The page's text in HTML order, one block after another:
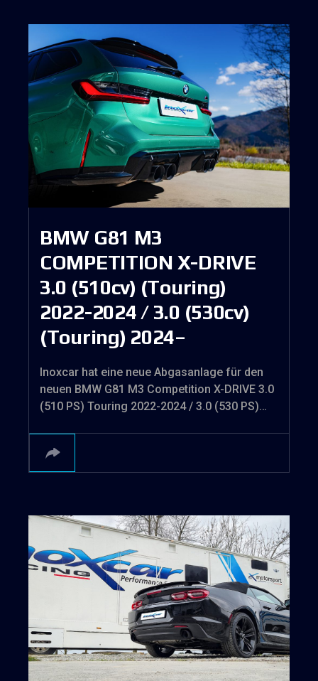
BMW G81 M3
COMPETITION X-DRIVE
3.0 (510cv) (Touring)
2022-2024 / 3.0 (530cv)
(Touring) 2024–
Inoxcar hat eine neue Abgasanlage für den
neuen BMW G81 M3 Competition X-DRIVE 3.0
(510 PS) Touring 2022-2024 / 3.0 (530 PS)…